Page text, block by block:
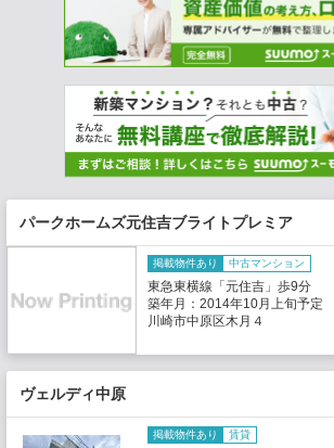
パークホームズ元住吉ブライトプレミア
掲載物件あり 中古マンション
東急東横線「元住吉」歩9分
築年月：2014年10月上旬予定
川崎市中原区木月４
ヴェルディ中原
掲載物件あり 賃貸